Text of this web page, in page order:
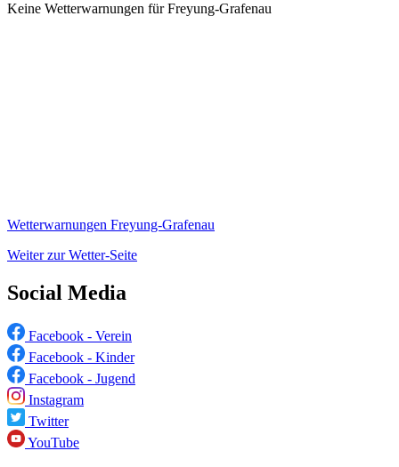
Keine Wetterwarnungen für Freyung-Grafenau
Wetterwarnungen Freyung-Grafenau
Weiter zur Wetter-Seite
Social Media
Facebook - Verein
Facebook - Kinder
Facebook - Jugend
Instagram
Twitter
YouTube